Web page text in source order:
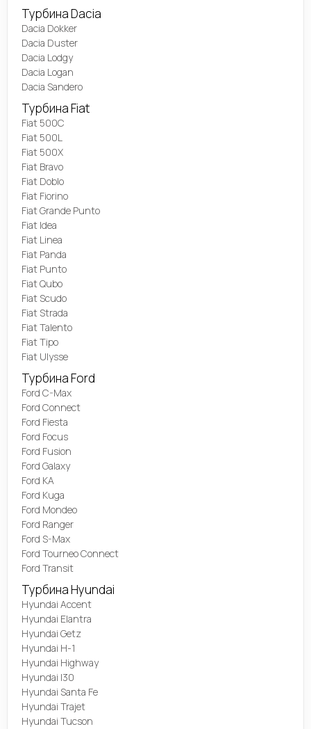
Турбина Dacia
Dacia Dokker
Dacia Duster
Dacia Lodgy
Dacia Logan
Dacia Sandero
Турбина Fiat
Fiat 500C
Fiat 500L
Fiat 500X
Fiat Bravo
Fiat Doblo
Fiat Fiorino
Fiat Grande Punto
Fiat Idea
Fiat Linea
Fiat Panda
Fiat Punto
Fiat Qubo
Fiat Scudo
Fiat Strada
Fiat Talento
Fiat Tipo
Fiat Ulysse
Турбина Ford
Ford C-Max
Ford Connect
Ford Fiesta
Ford Focus
Ford Fusion
Ford Galaxy
Ford KA
Ford Kuga
Ford Mondeo
Ford Ranger
Ford S-Max
Ford Tourneo Connect
Ford Transit
Турбина Hyundai
Hyundai Accent
Hyundai Elantra
Hyundai Getz
Hyundai H-1
Hyundai Highway
Hyundai I30
Hyundai Santa Fe
Hyundai Trajet
Hyundai Tucson